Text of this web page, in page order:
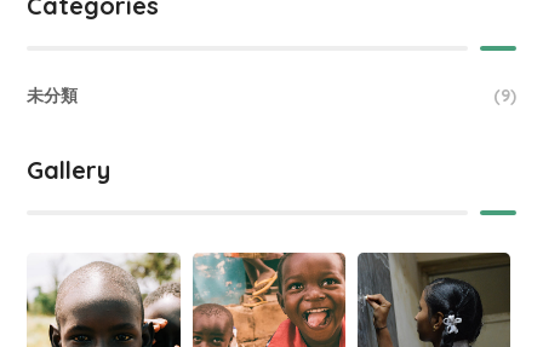
未分類 (9)
Gallery